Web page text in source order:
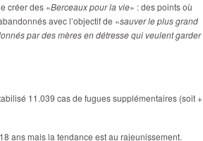
créer des «Berceaux pour la vie» : des points où
avec l’objectif de «sauver le plus grand
par des mères en détresse qui veulent garder
11.039 cas de fugues supplémentaires (soit +
ans mais la tendance est au rajeunissement.